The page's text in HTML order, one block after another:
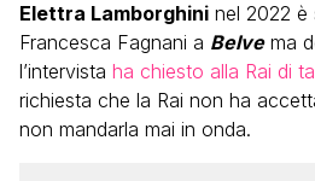
Elettra Lamborghini nel 2022 è
Francesca Fagnani a Belvema
l’intervista ha chiesto alla Rai di
richiesta che la Rai non ha
non mandarla mai in onda.